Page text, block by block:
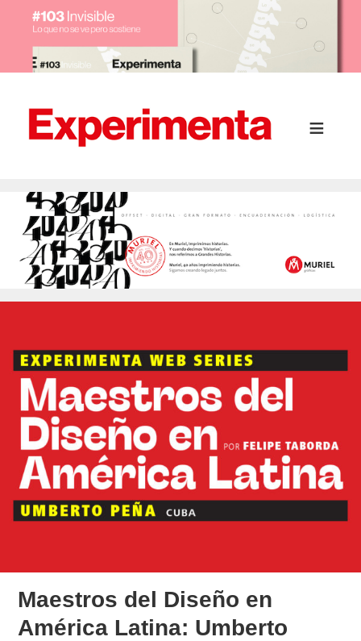
Maestros del Diseño en
América Latina: Umberto